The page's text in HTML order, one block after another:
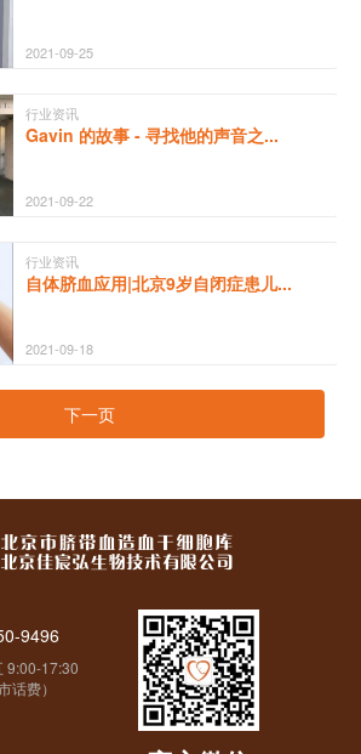
2021-09-25
行业资讯
Gavin 的故事 - 寻找他的声音之...
2021-09-22
行业资讯
自体脐血应用|北京9岁自闭症患儿...
2021-09-18
下一页
9496
9:00-17:30
话费）